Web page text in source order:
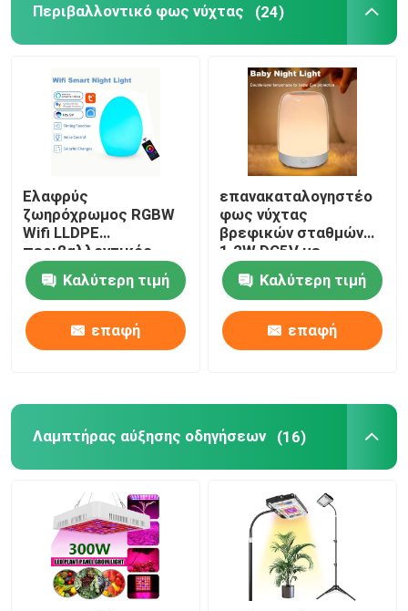
Περιβαλλοντικό φως νύχτας (24)
Ελαφρύς
ζωηρόχρωμος RGBW
Wifi LLDPE
περιβαλλοντικός
λαμπτήρας πλευρών
νύχτας για τα δώρα
παιδιών
Καλύτερη τιμή
επαφή
επανακαταλογηστέο
φως νύχτας
βρεφικών σταθμών
1.2W DC5V με
Dimmable RGB
Καλύτερη τιμή
επαφή
Λαμπτήρας αύξησης οδηγήσεων (16)